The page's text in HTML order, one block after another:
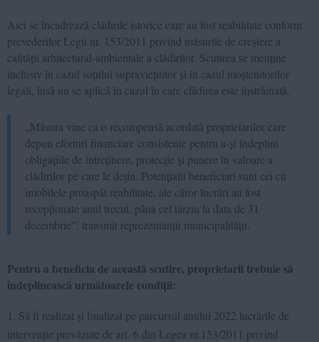
Aici se încadrează clădirile istorice care au fost reabilitate conform
prevederilor Legii nr. 153/2011 privind măsurile de creștere a
calității arhitectural-ambientale a clădirilor. Scutirea se menține
inclusiv în cazul soțului supraviețuitor și în cazul moștenitorilor
legali, însă nu se aplică în cazul în care clădirea este înstrăinată.
„Măsura vine ca o recompensă acordată proprietarilor care
depun eforturi financiare consistente pentru a-și îndeplini
obligațiile de întreținere, protecție și punere în valoare a
clădirilor pe care le dețin. Potențialii beneficiari sunt cei cu
imobilele proaspăt reabilitate, ale căror lucrări au fost
recepționate anul trecut, până cel târziu la data de 31
decembrie”, transmit reprezentanții municipalității.
Pentru a beneficia de această scutire, proprietarii trebuie să
îndeplinească următoarele condiții:
Să fi realizat și finalizat pe parcursul anului 2022 lucrările de
intervenție prevăzute de art. 6 din Legea nr.153/2011 privind